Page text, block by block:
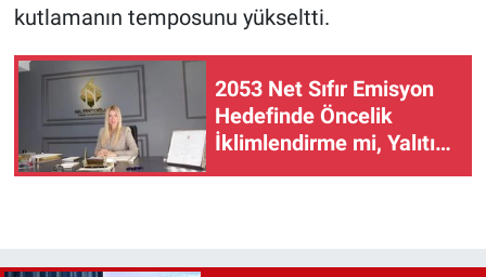
kutlamanın temposunu yükseltti.
2053 Net Sıfır Emisyon
Hedefinde Öncelik
İklimlendirme mi, Yalıtım
mı?